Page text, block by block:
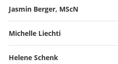
Directeur et Médecin-chef
Chef de service, Chef de la
Jasmin Berger, MScN
Michelle Liechti
Helene Schenk